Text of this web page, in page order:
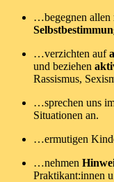
…begegnen allen
…verzichten auf
und beziehen
Rassismus,
…sprechen uns
Situationen an.
…ermutigen
…nehmen
Praktikant:innen